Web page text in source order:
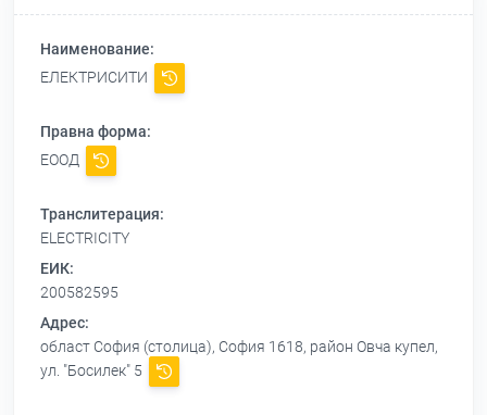
Наименование:
ЕЛЕКТРИСИТИ
Правна форма:
ЕООД
Транслитерация:
ELECTRICITY
ЕИК:
200582595
Адрес:
област София (столица), София 1618, район Овча купел,
ул. "Босилек" 5